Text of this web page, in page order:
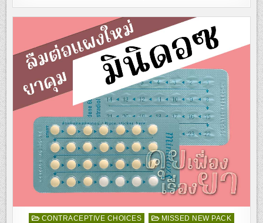
PostedCONTRACEPTIVE CHOICES MISSED NEW PACK